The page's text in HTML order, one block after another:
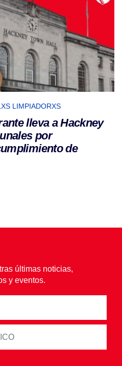
LIMPIADORXS
lleva a Hackney
por
de
últimas noticias,
y eventos.